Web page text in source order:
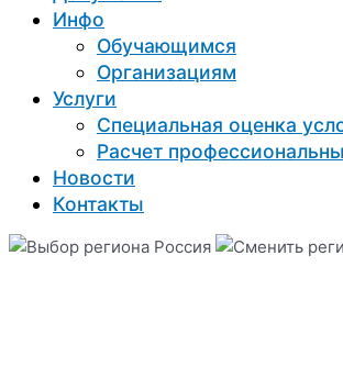
Инфо
Обучающимся
Организациям
Услуги
Специальная оценка
Расчет
Новости
Контакты
Россия